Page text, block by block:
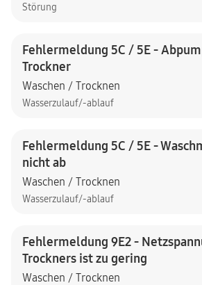
Störung
Fehlermeldung 5C / 5E -
Trockner
Waschen / Trocknen
Wasserzulauf/-ablauf
Fehlermeldung 5C / 5E -
nicht ab
Waschen / Trocknen
Wasserzulauf/-ablauf
Fehlermeldung 9E2 -
Trockners ist zu gering
Waschen / Trocknen